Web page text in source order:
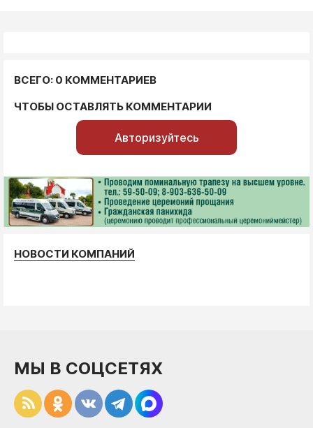
ВСЕГО: 0 КОММЕНТАРИЕВ
ЧТОБЫ ОСТАВЛЯТЬ КОММЕНТАРИИ
Авторизуйтесь
НОВОСТИ КОМПАНИЙ
МЫ В СОЦСЕТЯХ